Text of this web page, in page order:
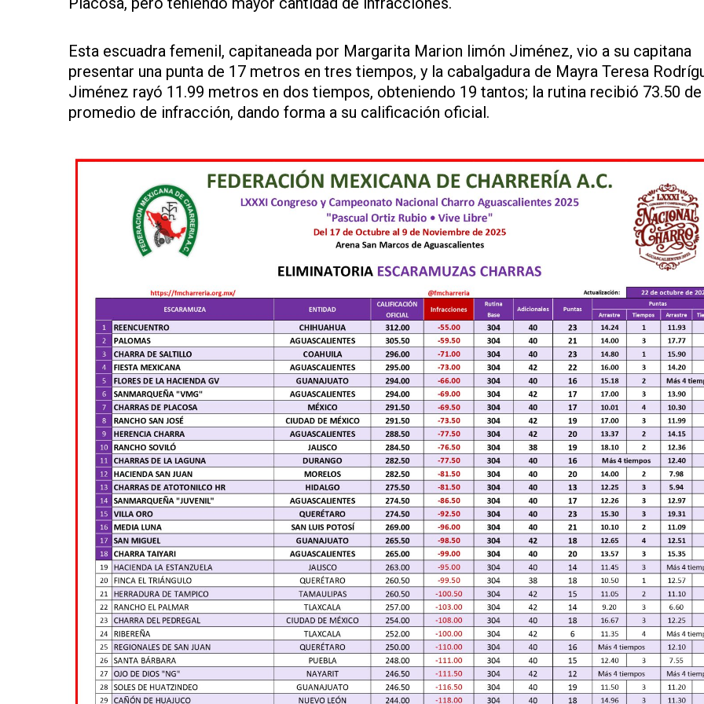
Esta escuadra femenil, capitaneada por Margarita Marion limón Jiménez, vio a su capitana
presentar una punta de 17 metros en tres tiempos, y la cabalgadura de Mayra Teresa
Jiménez rayó 11.99 metros en dos tiempos, obteniendo 19 tantos; la rutina recibió 73.50 de
promedio de infracción, dando forma a su calificación oficial.